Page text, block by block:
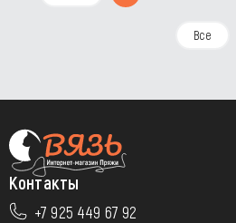
Все
Контакты
+7 925 449 67 92